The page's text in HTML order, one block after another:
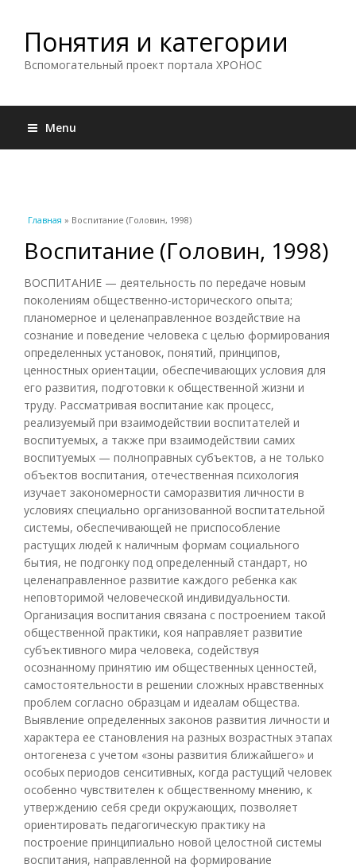
Понятия и категории
Вспомогательный проект портала ХРОНОС
Menu
Вы здесь
Главная » Воспитание (Головин, 1998)
Воспитание (Головин, 1998)
ВОСПИТАНИЕ — деятельность по передаче новым
поколениям общественно-исторического опыта;
планомерное и целенаправленное воздействие на
сознание и поведение человека с целью формирования
определенных установок, понятий, принципов,
ценностных ориентации, обеспечивающих условия для
его развития, подготовки к общественной жизни и
труду. Рассматривая воспитание как процесс,
реализуемый при взаимодействии воспитателей и
воспитуемых, а также при взаимодействии самих
воспитуемых — полноправных субъектов, а не только
объектов воспитания, отечественная психология
изучает закономерности саморазвития личности в
условиях специально организованной воспитательной
системы, обеспечивающей не приспособление
растущих людей к наличным формам социального
бытия, не подгонку под определенный стандарт, но
целенаправленное развитие каждого ребенка как
неповторимой человеческой индивидуальности.
Организация воспитания связана с построением такой
общественной практики, коя направляет развитие
субъективного мира человека, содействуя
осознанному принятию им общественных ценностей,
самостоятельности в решении сложных нравственных
проблем согласно образцам и идеалам общества.
Выявление определенных законов развития личности и
характера ее становления на разных возрастных этапах
онтогенеза с учетом «зоны развития ближайшего» и
особых периодов сенситивных, когда растущий человек
особенно чувствителен к общественному мнению, к
утверждению себя среди окружающих, позволяет
ориентировать педагогическую практику на
построение принципиально новой целостной системы
воспитания, направленной на формирование